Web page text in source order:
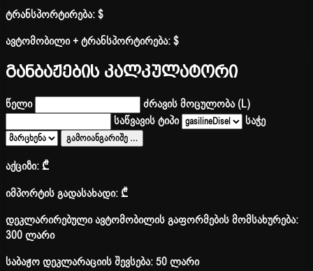
ტრანსპორტირება:$
ავტომობილი + ტრანსპორტირება:$
განბაჟების კალკულატორი
წელი
ძრავის მოცულობა (L)
საწვავის ტიპი
საჭე
გამოიანგარიშე …
აქციზი:₾
იმპორტის გადასახადი:₾
დეკლარირებული ავტომობილის გაფორმების მომსახურება:
300 ლარი
საბაჟო დეკლარაციის შევსება: 50 ლარი